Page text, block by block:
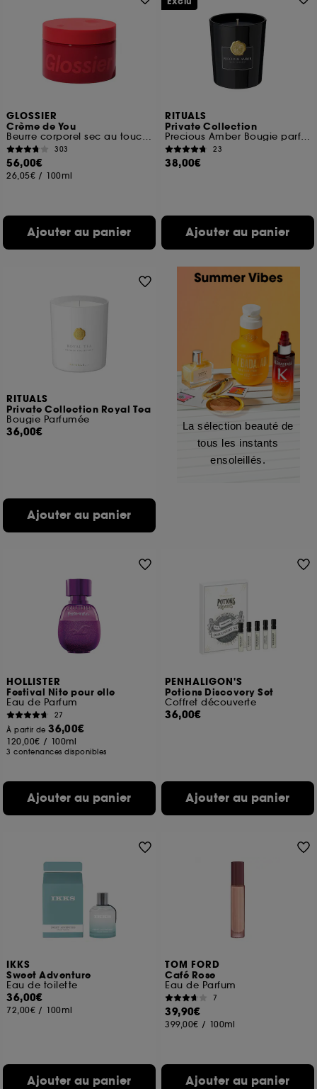
GLOSSIER
Crème de You
Beurre corporel sec au toucher
303
56,00€
26,05€ / 100ml
Ajouter au panier
RITUALS
Private Collection
Precious Amber Bougie parfumée
23
38,00€
Ajouter au panier
RITUALS
Private Collection Royal Tea
Bougie Parfumée
36,00€
Ajouter au panier
La sélection beauté de
tous les instants
ensoleillés.
HOLLISTER
Festival Nite pour elle
Eau de Parfum
27
À partir de36,00€
120,00€ / 100ml
3 contenances disponibles
Ajouter au panier
PENHALIGON'S
Potions Discovery Set
Coffret découverte
36,00€
Ajouter au panier
IKKS
Sweet Adventure
Eau de toilette
36,00€
72,00€ / 100ml
Ajouter au panier
TOM FORD
Café Rose
Eau de Parfum
7
39,90€
399,00€ / 100ml
Ajouter au panier